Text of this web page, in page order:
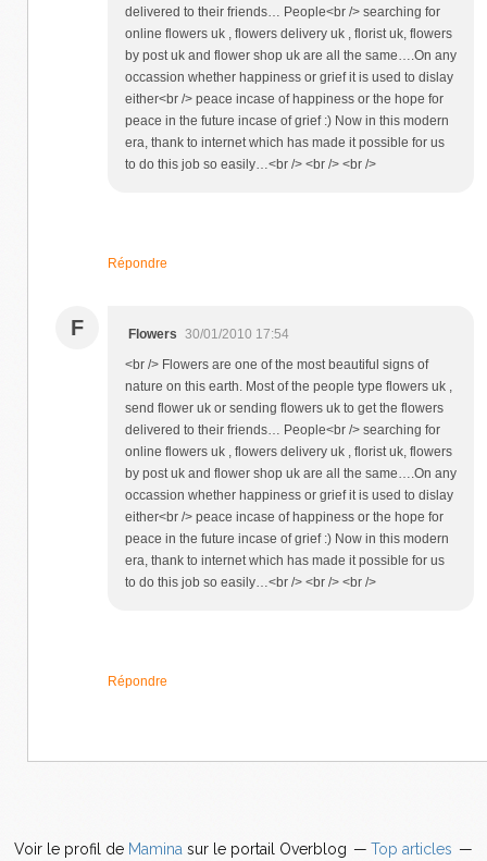
delivered to their friends… People<br /> searching for
online flowers uk , flowers delivery uk , florist uk, flowers
by post uk and flower shop uk are all the same….On any
occassion whether happiness or grief it is used to dislay
either<br /> peace incase of happiness or the hope for
peace in the future incase of grief :) Now in this modern
era, thank to internet which has made it possible for us
to do this job so easily…<br /> <br /> <br />
Répondre
F Flowers 30/01/2010 17:54
<br /> Flowers are one of the most beautiful signs of
nature on this earth. Most of the people type flowers uk ,
send flower uk or sending flowers uk to get the flowers
delivered to their friends… People<br /> searching for
online flowers uk , flowers delivery uk , florist uk, flowers
by post uk and flower shop uk are all the same….On any
occassion whether happiness or grief it is used to dislay
either<br /> peace incase of happiness or the hope for
peace in the future incase of grief :) Now in this modern
era, thank to internet which has made it possible for us
to do this job so easily…<br /> <br /> <br />
Répondre
Voir le profil de Mamina sur le portail Overblog
Top articles